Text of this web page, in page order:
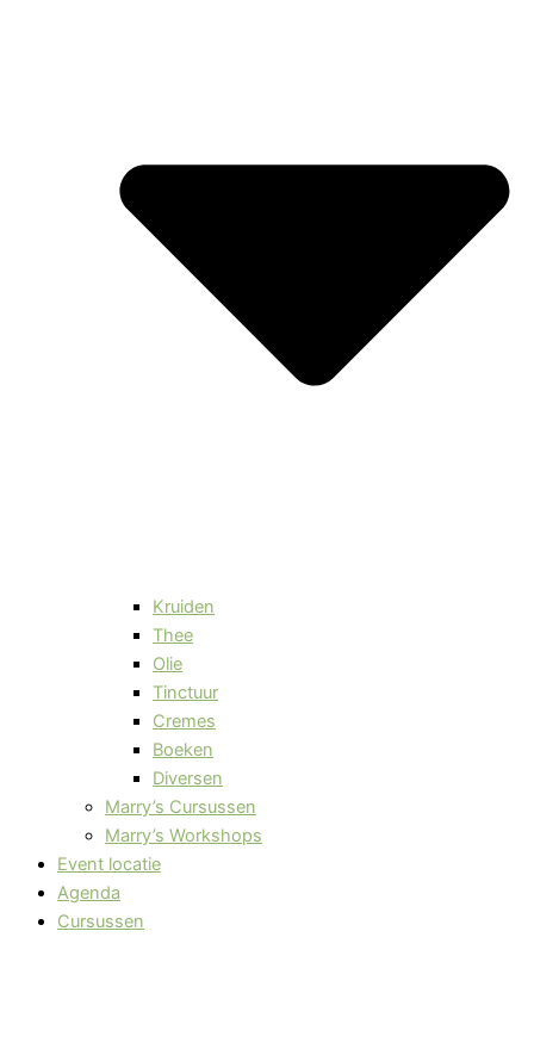
Kruiden
Thee
Olie
Tinctuur
Cremes
Boeken
Diversen
Marry’s Cursussen
Marry’s Workshops
Event locatie
Agenda
Cursussen